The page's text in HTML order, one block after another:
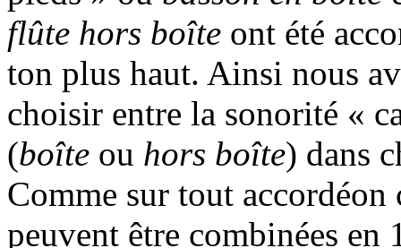
flûte hors boîte ont été
ton plus haut. Ainsi nous
choisir entre la sonorité «
(boîte ou hors boîte) dans
Comme sur tout accordéon
peuvent être combinées en